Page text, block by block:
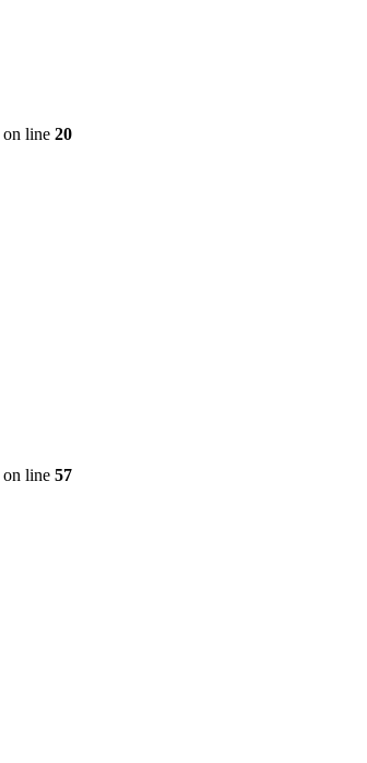
on line 20
on line 57